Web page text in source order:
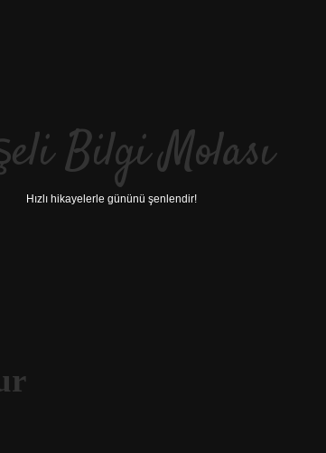
Bilgi Molası
Hızlı hikayelerle gününü şenlendir!